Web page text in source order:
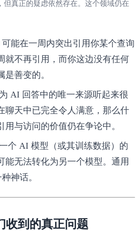
但真正的疑虑依然存在。这个领域仍在
能在一周内突出引用你某个查询
就不再引用，而你这边没有任何
是善变的。
AI 回答中的唯一来源听起来很
聊天中已完全令人满意，那么什
用与访问的价值仍在争论中。
个 AI 模型（或其训练数据）的
能无法转化为另一个模型。通用
神话。
收到的真正问题